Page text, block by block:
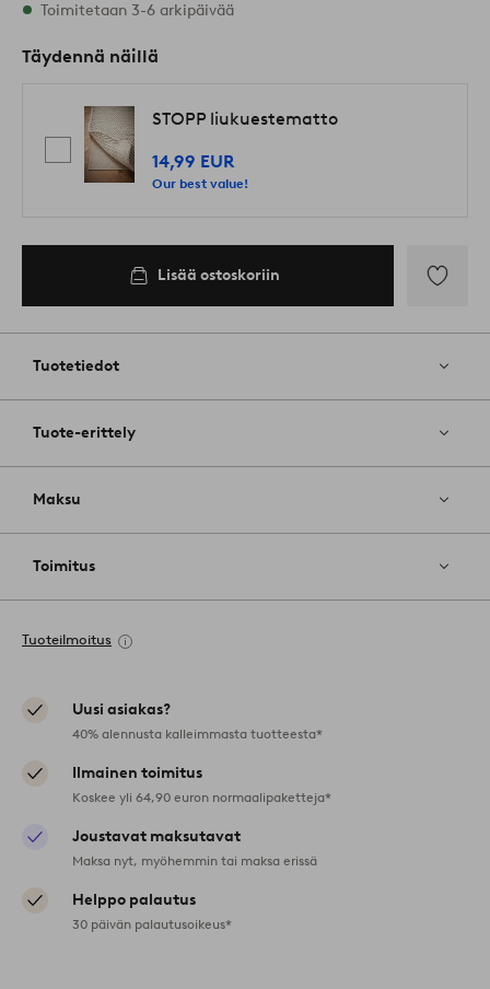
Varastossa on kaikkia kokoja
Toimitetaan 3-6 arkipäivää
Täydennä näillä
STOPP liukuestematto
14,99 EUR
Our best value!
Lisää ostoskoriin
Tuotetiedot
Tuote-erittely
Maksu
Toimitus
Tuoteilmoitus
Uusi asiakas?
40% alennusta kalleimmasta tuotteesta*
Ilmainen toimitus
Koskee yli 64,90 euron normaalipaketteja*
Joustavat maksutavat
Maksa nyt, myöhemmin tai maksa erissä
Helppo palautus
30 päivän palautusoikeus*